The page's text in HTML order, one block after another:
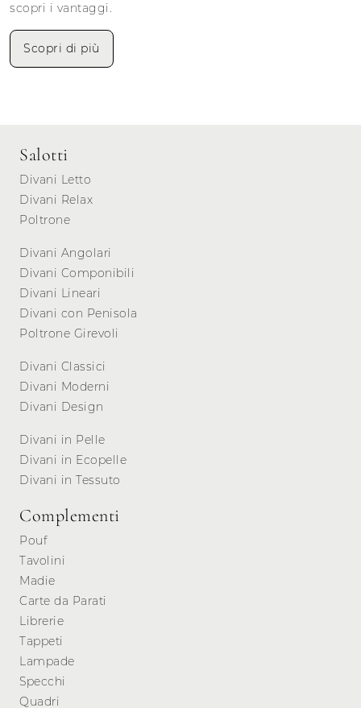
scopri i vantaggi.
Scopri di più
Salotti
Divani Letto
Divani Relax
Poltrone
Divani Angolari
Divani Componibili
Divani Lineari
Divani con Penisola
Poltrone Girevoli
Divani Classici
Divani Moderni
Divani Design
Divani in Pelle
Divani in Ecopelle
Divani in Tessuto
Complementi
Pouf
Tavolini
Madie
Carte da Parati
Librerie
Tappeti
Lampade
Specchi
Quadri